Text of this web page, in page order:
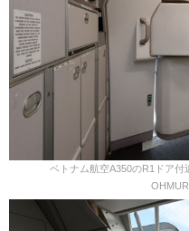
ベトナム航空A350のR1ドア